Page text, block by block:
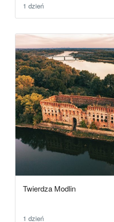
1 dzień
Twierdza Modlin
1 dzień